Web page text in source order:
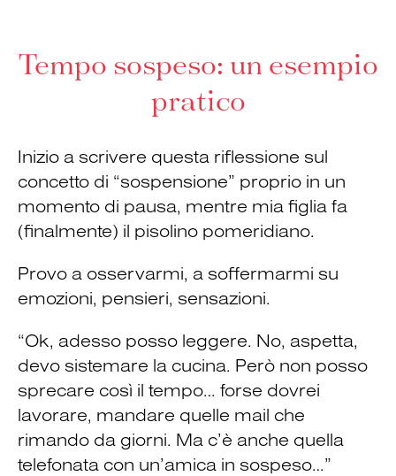
Tempo sospeso: un esempio
pratico
Inizio a scrivere questa riflessione sul
concetto di “sospensione” proprio in un
momento di pausa, mentre mia figlia fa
(finalmente) il pisolino pomeridiano.
Provo a osservarmi, a soffermarmi su
emozioni, pensieri, sensazioni.
“Ok, adesso posso leggere. No, aspetta,
devo sistemare la cucina. Però non posso
sprecare così il tempo… forse dovrei
lavorare, mandare quelle mail che
rimando da giorni. Ma c’è anche quella
telefonata con un’amica in sospeso…”